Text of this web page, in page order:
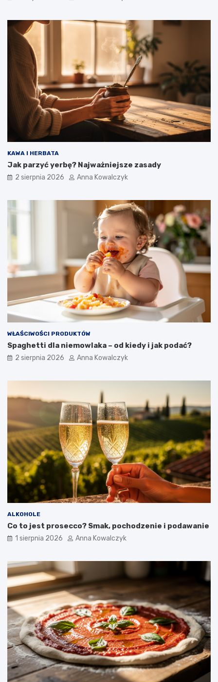
KAWA I HERBATA
Jak parzyć yerbę? Najważniejsze zasady
2 sierpnia 2026 Anna Kowalczyk
WŁAŚCIWOŚCI PRODUKTÓW
Spaghetti dla niemowlaka – od kiedy i jak podać?
2 sierpnia 2026 Anna Kowalczyk
ALKOHOLE
Co to jest prosecco? Smak, pochodzenie i podawanie
1 sierpnia 2026 Anna Kowalczyk